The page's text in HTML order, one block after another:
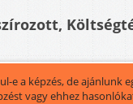
e a képzés, de ajánlunk
vagy ehhez